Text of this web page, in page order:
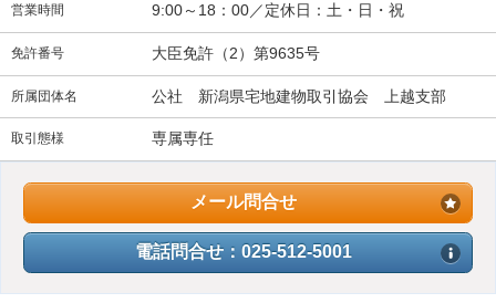
営業時間 9:00～18：00／定休日：土・日・祝
免許番号 大臣免許（2）第9635号
所属団体名 公社 新潟県宅地建物取引協会 上越支部
取引態様 専属専任
メール問合せ
電話問合せ：025-512-5001